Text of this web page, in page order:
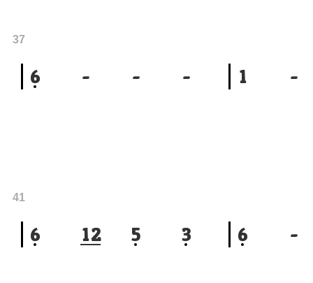
6 - - -
37
1 -
6 12 5 3
41
6 -